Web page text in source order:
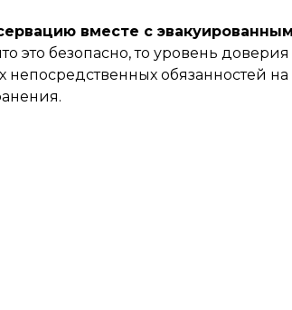
вместе с
это безопасно, то уровень
обязанностей